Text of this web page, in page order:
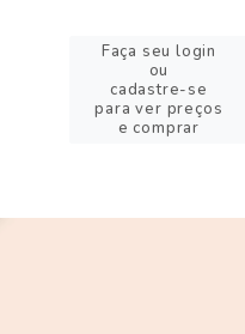
Faça seu login
ou
cadastre-se
para ver preços
e comprar